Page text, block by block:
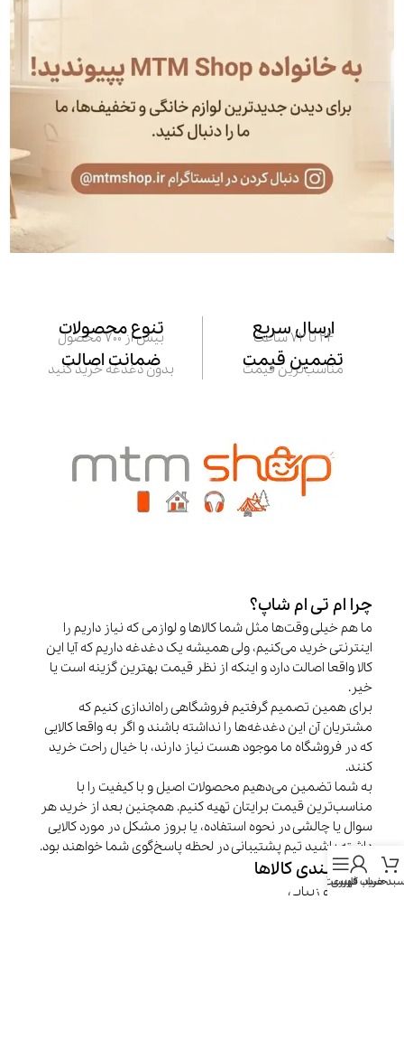
ارسال سریع
24 تا 72 ساعت تنوع محصولات
بیش از 700 محصول
تضمین قیمت
مناسب‌ترین قیمت ضمانت اصالت
بدون دغدغه خرید کنید
چرا ام تی ام شاپ؟
ما هم خیلی وقت‌ها مثل شما کالاها و لوازمی که نیاز داریم را
اینترنتی خرید می‌کنیم، ولی همیشه یک دغدغه داریم که آیا این
کالا واقعا اصالت دارد و اینکه از نظر قیمت بهترین گزینه است یا
خیر.
برای همین تصمیم گرفتیم فروشگاهی راه‌اندازی کنیم که
مشتریان آن این دغدغه‌ها را نداشته باشند و اگر به واقعا کالایی
که در فروشگاه ما موجود هست نیاز دارند، با خیال راحت خرید
کنند.
به شما تضمین می‌دهیم محصولات اصیل و با کیفیت را با
مناسب‌ترین قیمت برایتان تهیه کنیم. همچنین بعد از خرید هر
سوال یا چالشی در نحوه استفاده، یا بروز مشکل در مورد کالایی
داشته باشید تیم پشتیبانی در لحظه پاسخ‌گوی شما خواهند بود.
دسته‌بندی کالاها
سلامتی و زیبایی
خرید
حساب کاربری
فهرست